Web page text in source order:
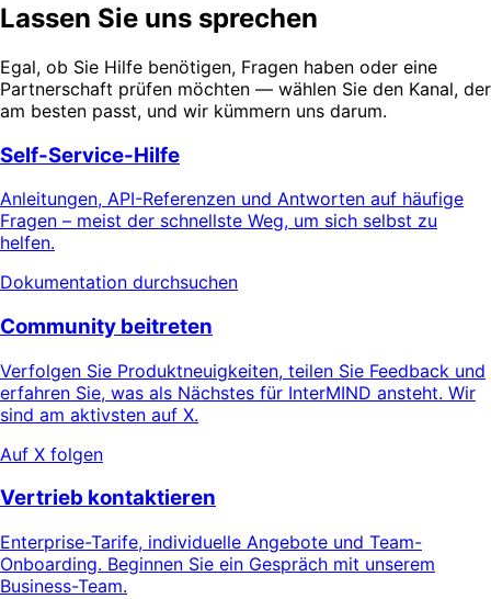
Lassen Sie uns sprechen
Egal, ob Sie Hilfe benötigen, Fragen haben oder eine
Partnerschaft prüfen möchten — wählen Sie den Kanal, der
am besten passt, und wir kümmern uns darum.
Self-Service-Hilfe
Anleitungen, API-Referenzen und Antworten auf häufige
Fragen – meist der schnellste Weg, um sich selbst zu
helfen.
Dokumentation durchsuchen
Community beitreten
Verfolgen Sie Produktneuigkeiten, teilen Sie Feedback und
erfahren Sie, was als Nächstes für InterMIND ansteht. Wir
sind am aktivsten auf X.
Auf X folgen
Vertrieb kontaktieren
Enterprise-Tarife, individuelle Angebote und Team-
Onboarding. Beginnen Sie ein Gespräch mit unserem
Business-Team.